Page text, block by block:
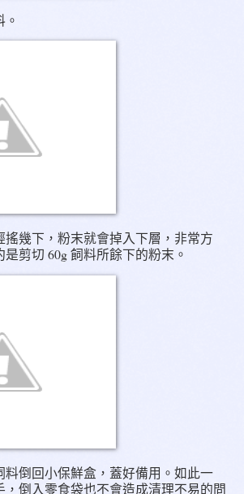
幾下，粉末就會掉入下層，非常方
剪切 60g 飼料所餘下的粉末。
料倒回小保鮮盒，蓋好備用。如此一
，倒入零食袋也不會造成清理不易的問